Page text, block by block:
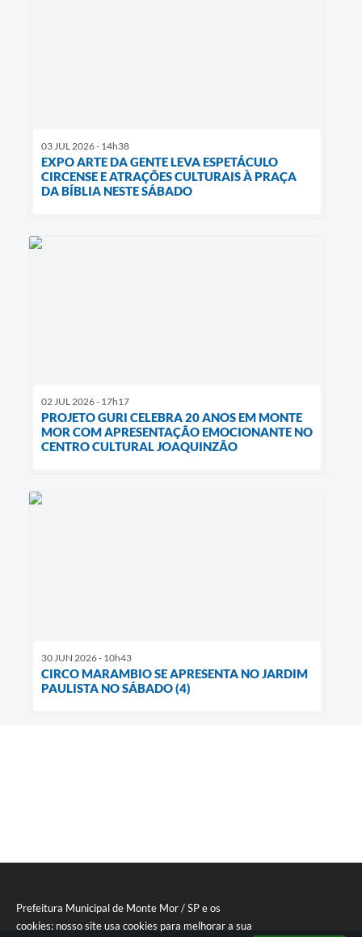
Prefeitura Municipal de Monte Mor / SP e os
cookies: nosso site usa cookies para melhorar a sua
03 JUL 2026 - 14h38
EXPO ARTE DA GENTE LEVA ESPETÁCULO
CIRCENSE E ATRAÇÕES CULTURAIS À PRAÇA
DA BÍBLIA NESTE SÁBADO
02 JUL 2026 - 17h17
PROJETO GURI CELEBRA 20 ANOS EM MONTE
MOR COM APRESENTAÇÃO EMOCIONANTE NO
CENTRO CULTURAL JOAQUINZÃO
30 JUN 2026 - 10h43
CIRCO MARAMBIO SE APRESENTA NO JARDIM
PAULISTA NO SÁBADO (4)